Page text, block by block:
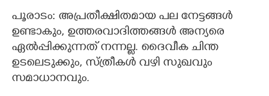
പൂരാടം: അപ്രതീക്ഷിതമായ പല നേട്ടങ്ങള്‍
ഉണ്ടാകും, ഉത്തരവാദിത്തങ്ങൾ‍ അന്യരെ
ഏല്‍പ്പിക്കുന്നത്‌ നന്നല്ല. ദൈവീക ചിന്ത
ഉടലെടുക്കും, സ്ത്രീകള്‍ വഴി സുഖവും
സമാധാനവും.